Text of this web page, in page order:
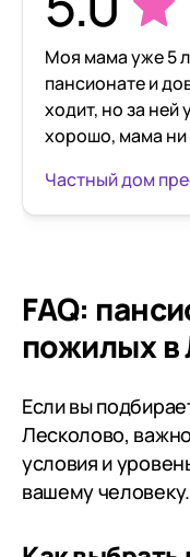
Моя мама уже 5
пансионате и
ходит, но за ней
хорошо, мама ни
ответственный. на праздники
старикам дарят
жизнь
довольна.
FAQ:
пожилых в
Если вы
Лесколово,
условия и
вашему человеку.